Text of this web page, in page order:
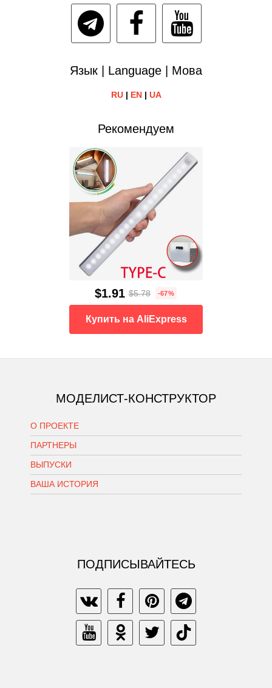
Язык | Language | Мова
RU| EN| UA
Рекомендуем
$1.91 $5.78 -67%
Купить на AliExpress
МОДЕЛИСТ-КОНСТРУКТОР
О ПРОЕКТЕ
ПАРТНЕРЫ
ВЫПУСКИ
ВАША ИСТОРИЯ
ПОДПИСЫВАЙТЕСЬ